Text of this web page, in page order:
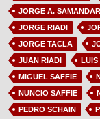
JORGE A. SAMANDAR
JORGE RIADI
JORGE TACLA
JUAN RIADI
LUIS
MIGUEL SAFFIE
NUNCIO SAFFIE
PEDRO SCHAIN